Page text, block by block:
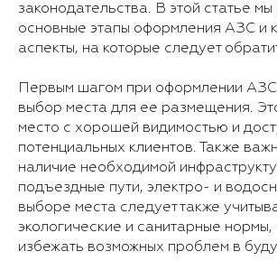
законодательства. В этой статье
основные этапы оформления АЗС и
аспекты, на которые следует
Первым шагом при оформлении АЗС
выбор места для ее размещения.
место с хорошей видимостью и
потенциальных клиентов. Также
наличие необходимой
подъездные пути, электро- и
выборе места следует также
экологические и санитарные нормы,
избежать возможных проблем в